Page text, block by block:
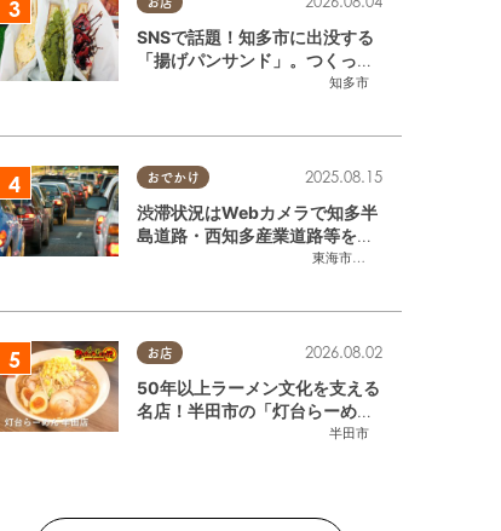
知多市
SNSで話題！知多市に出没する
「揚げパンサンド」。つくって
いるのはお祭りお兄さん!?【ち
おでかけ
東海市
,大府市
2025.08.15
渋滞状況はWebカメラで知多半
島道路・西知多産業道路等をチ
お店
半田市
2026.08.02
50年以上ラーメン文化を支える
名店！半田市の「灯台らーめん
半田店」へ【熱血ラーメン伝 8